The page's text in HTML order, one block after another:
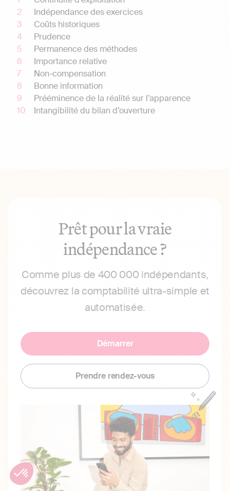
Indépendance des exercices
Coûts historiques
Prudence
Permanence des méthodes
Importance relative
Non-compensation
Bonne information
Prééminence de la réalité sur l’apparence
Intangibilité du bilan d’ouverture
Prêt pour la vraie
indépendance ?
Comme plus de 400 000 indépendants,
découvrez la comptabilité ultra-simple et
automatisée.
Démarrer
Prendre rendez-vous